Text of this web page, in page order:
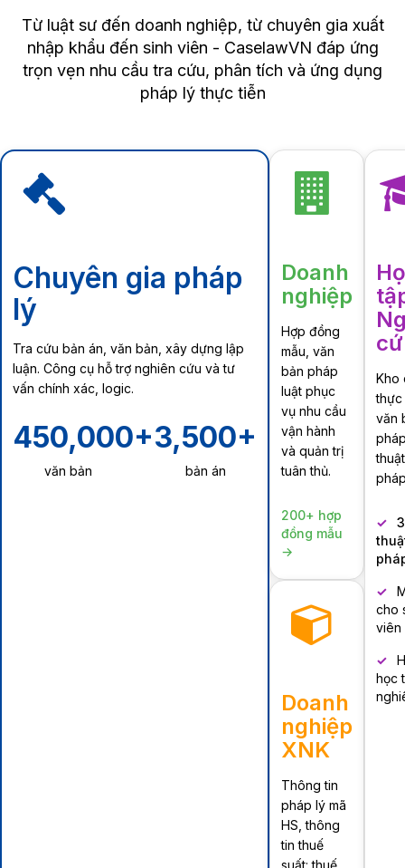
Từ luật sư đến doanh nghiệp, từ chuyên gia xuất
nhập khẩu đến sinh viên - CaselawVN đáp ứng
trọn vẹn nhu cầu tra cứu, phân tích và ứng dụng
pháp lý thực tiễn
Chuyên gia pháp
lý
Tra cứu bản án, văn bản, xây dựng lập
luận. Công cụ hỗ trợ nghiên cứu và tư
vấn chính xác, logic.
450,000+
văn bản
3,500+
bản án
Doanh
nghiệp
Hợp đồng
mẫu, văn
bản pháp
luật phục
vụ nhu cầu
vận hành
và quản trị
tuân thủ.
200+ hợp
đồng mẫu
→
Doanh
nghiệp
XNK
Thông tin
pháp lý mã
HS, thông
tin thuế
suất: thuế
Kho
thực
văn
cho
viên
học